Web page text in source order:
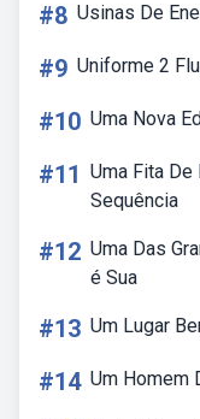
#8 Usinas De
#9 Uniforme 2
#10 Uma Nova
#11 Uma Fita
Sequência
#12 Uma Das
é Sua
#13 Um Lugar
#14 Um Homem